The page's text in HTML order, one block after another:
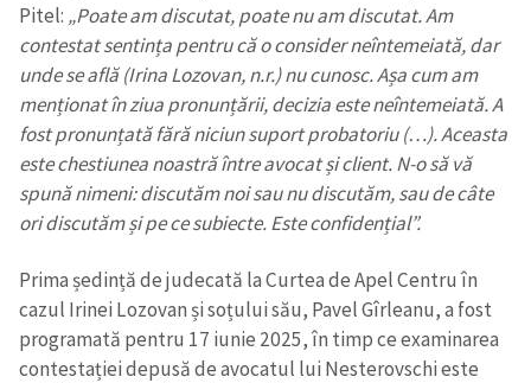
Trimite o informație
Despre ZdG
на русском
Pitel: „Poate am discutat, poate nu am discutat. Am
contestat sentința pentru că o consider neîntemeiată, dar
unde se află (Irina Lozovan, n.r.) nu cunosc. Așa cum am
menționat în ziua pronunțării, decizia este neîntemeiată. A
fost pronunțată fără niciun suport probatoriu (…). Aceasta
este chestiunea noastră între avocat și client. N-o să vă
spună nimeni: discutăm noi sau nu discutăm, sau de câte
ori discutăm și pe ce subiecte. Este confidențial”.
Prima ședință de judecată la Curtea de Apel Centru în
cazul Irinei Lozovan și soțului său, Pavel Gîrleanu, a fost
programată pentru 17 iunie 2025, în timp ce examinarea
contestației depusă de avocatul lui Nesterovschi este